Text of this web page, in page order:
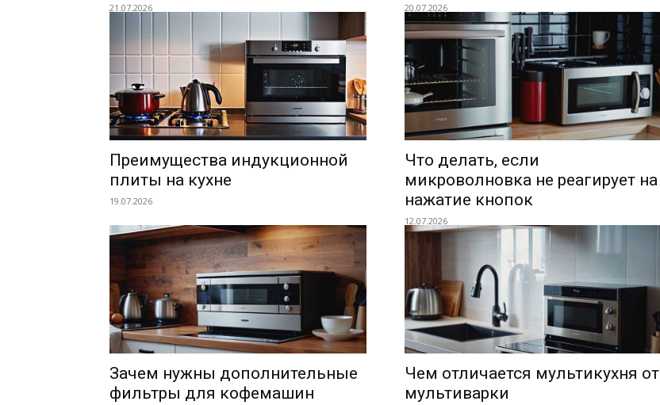
21.07.2026 20.07.2026
Преимущества индукционной
плиты на кухне
19.07.2026
Что делать, если
микроволновка не реагирует на
нажатие кнопок
12.07.2026
Зачем нужны дополнительные
фильтры для кофемашин
Чем отличается мультикухня от
мультиварки